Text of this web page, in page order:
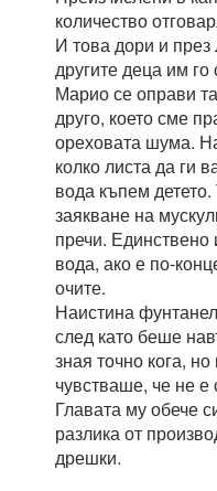
количество
И това дори и през
другите деца им го
Марио се оправи
друго, което сме
ореховата шума.
колко листа да ги
вода къпем
заякване на
пречи. Единствено
вода, ако е по-
очите.
Наистина
след като беше
зная точно кога,
чувстваше, че не е
Главата му обече
разлика от
дрешки.